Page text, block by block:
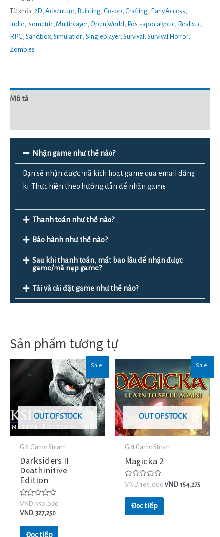
Từ khóa: 2D Adventure Building Co-op Crafting Early Access
Indie Isometric Multiplayer, Open World Post-apocalyptic Realistic
RPG Sandbox Simulation Singleplayer, Survival Survival Horror,
Zombies
Mô tả
Nhận game như thế nào?
Bạn sẽ nhận được mã kích hoạt game qua email đăng
kí. Thực hiện theo hướng dẫn để nhận game
Thanh toán như thế nào?
Bảo hành như thế nào?
Sau khi thanh toán, mất bao lâu để nhận được
game/mã nạp game?
Tải và cài đặt game như thế nào?
Sản phẩm tương tự
Sale!
OUT OF STOCK
Gift Game Steam
Darksiders II
Deathinitive
Edition
Được
xếp
hạng
VND350,000
VND 327,250
Đọc tiếp
Sale!
OUT OF STOCK
Gift Game Steam
Magicka 2
Được
hạng
VND165,000VND 154,275
Đọc tiếp